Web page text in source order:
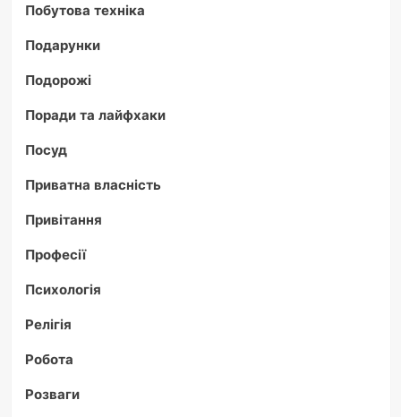
Побутова техніка
Подарунки
Подорожі
Поради та лайфхаки
Посуд
Приватна власність
Привітання
Професії
Психологія
Релігія
Робота
Розваги